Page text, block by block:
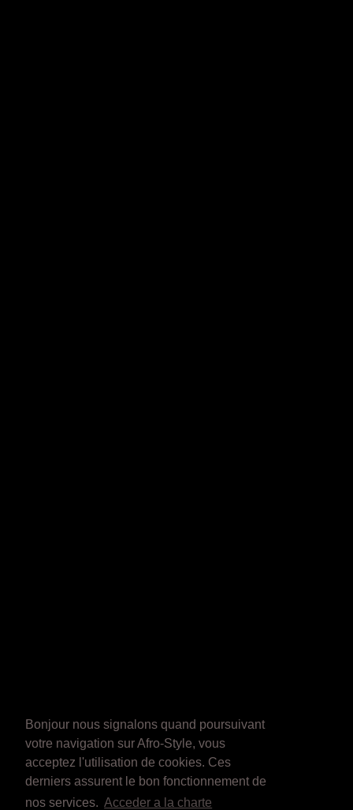
Bonjour nous signalons quand poursuivant
votre navigation sur Afro-Style, vous
acceptez l'utilisation de cookies. Ces
derniers assurent le bon fonctionnement de
nos services. Acceder a la charte